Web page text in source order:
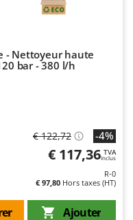
- Nettoyeur haute
bar - 380 l/h
€ 122,72 -4%
€ 117,36 TVA
Inclus
R-0
€ 97,80 Hors taxes (HT)
Ajouter